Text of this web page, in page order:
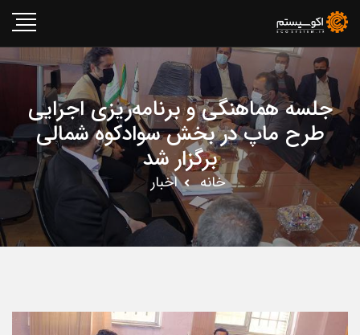
جلسه هماهنگی و برنامه‌ریزی اجرایی
طرح ماپ در بخش سوادکوه شمالی
برگزار شد
خانه اخبار